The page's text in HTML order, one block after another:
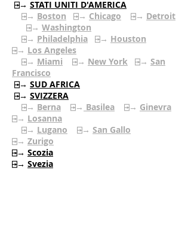
⍈→ STATI UNITI D'AMERICA
⍈→ Boston ⍈→ Chicago ⍈→ Detroit
⍈→ Washington
⍈→ Philadelphia ⍈→ Houston
⍈→ Los Angeles
⍈→ Miami ⍈→ New York ⍈→ San
Francisco
⍈→ SUD AFRICA
⍈→ SVIZZERA
⍈→ Berna ⍈→ Basilea ⍈→ Ginevra
⍈→ Losanna
⍈→ Lugano ⍈→ San Gallo
⍈→ Zurigo
⍈→ Scozia
⍈→ Svezia